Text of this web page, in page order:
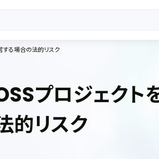
する場合の法的リスク
プロジェクト
的リスク